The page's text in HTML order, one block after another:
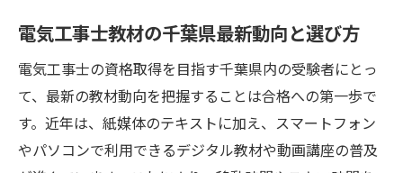
状
整理
千葉県で独学を成功させるテキスト選びの
コツ
電気工事士2種の独学おすすめテキスト徹底
電気工事士教材の千葉県最新動向と選び方
電気工事士の資格取得を目指す千葉県内の受験者にとっ
て、最新の教材動向を把握することは合格への第一歩で
す。近年は、紙媒体のテキストに加え、スマートフォン
やパソコンで利用できるデジタル教材や動画講座の普及